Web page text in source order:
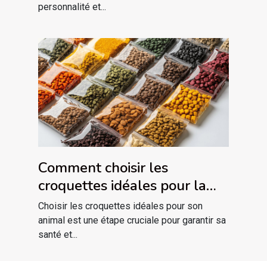
personnalité et...
Comment choisir les
croquettes idéales pour la
santé spécifique de votre
animal ?
Choisir les croquettes idéales pour son
animal est une étape cruciale pour garantir sa
santé et...